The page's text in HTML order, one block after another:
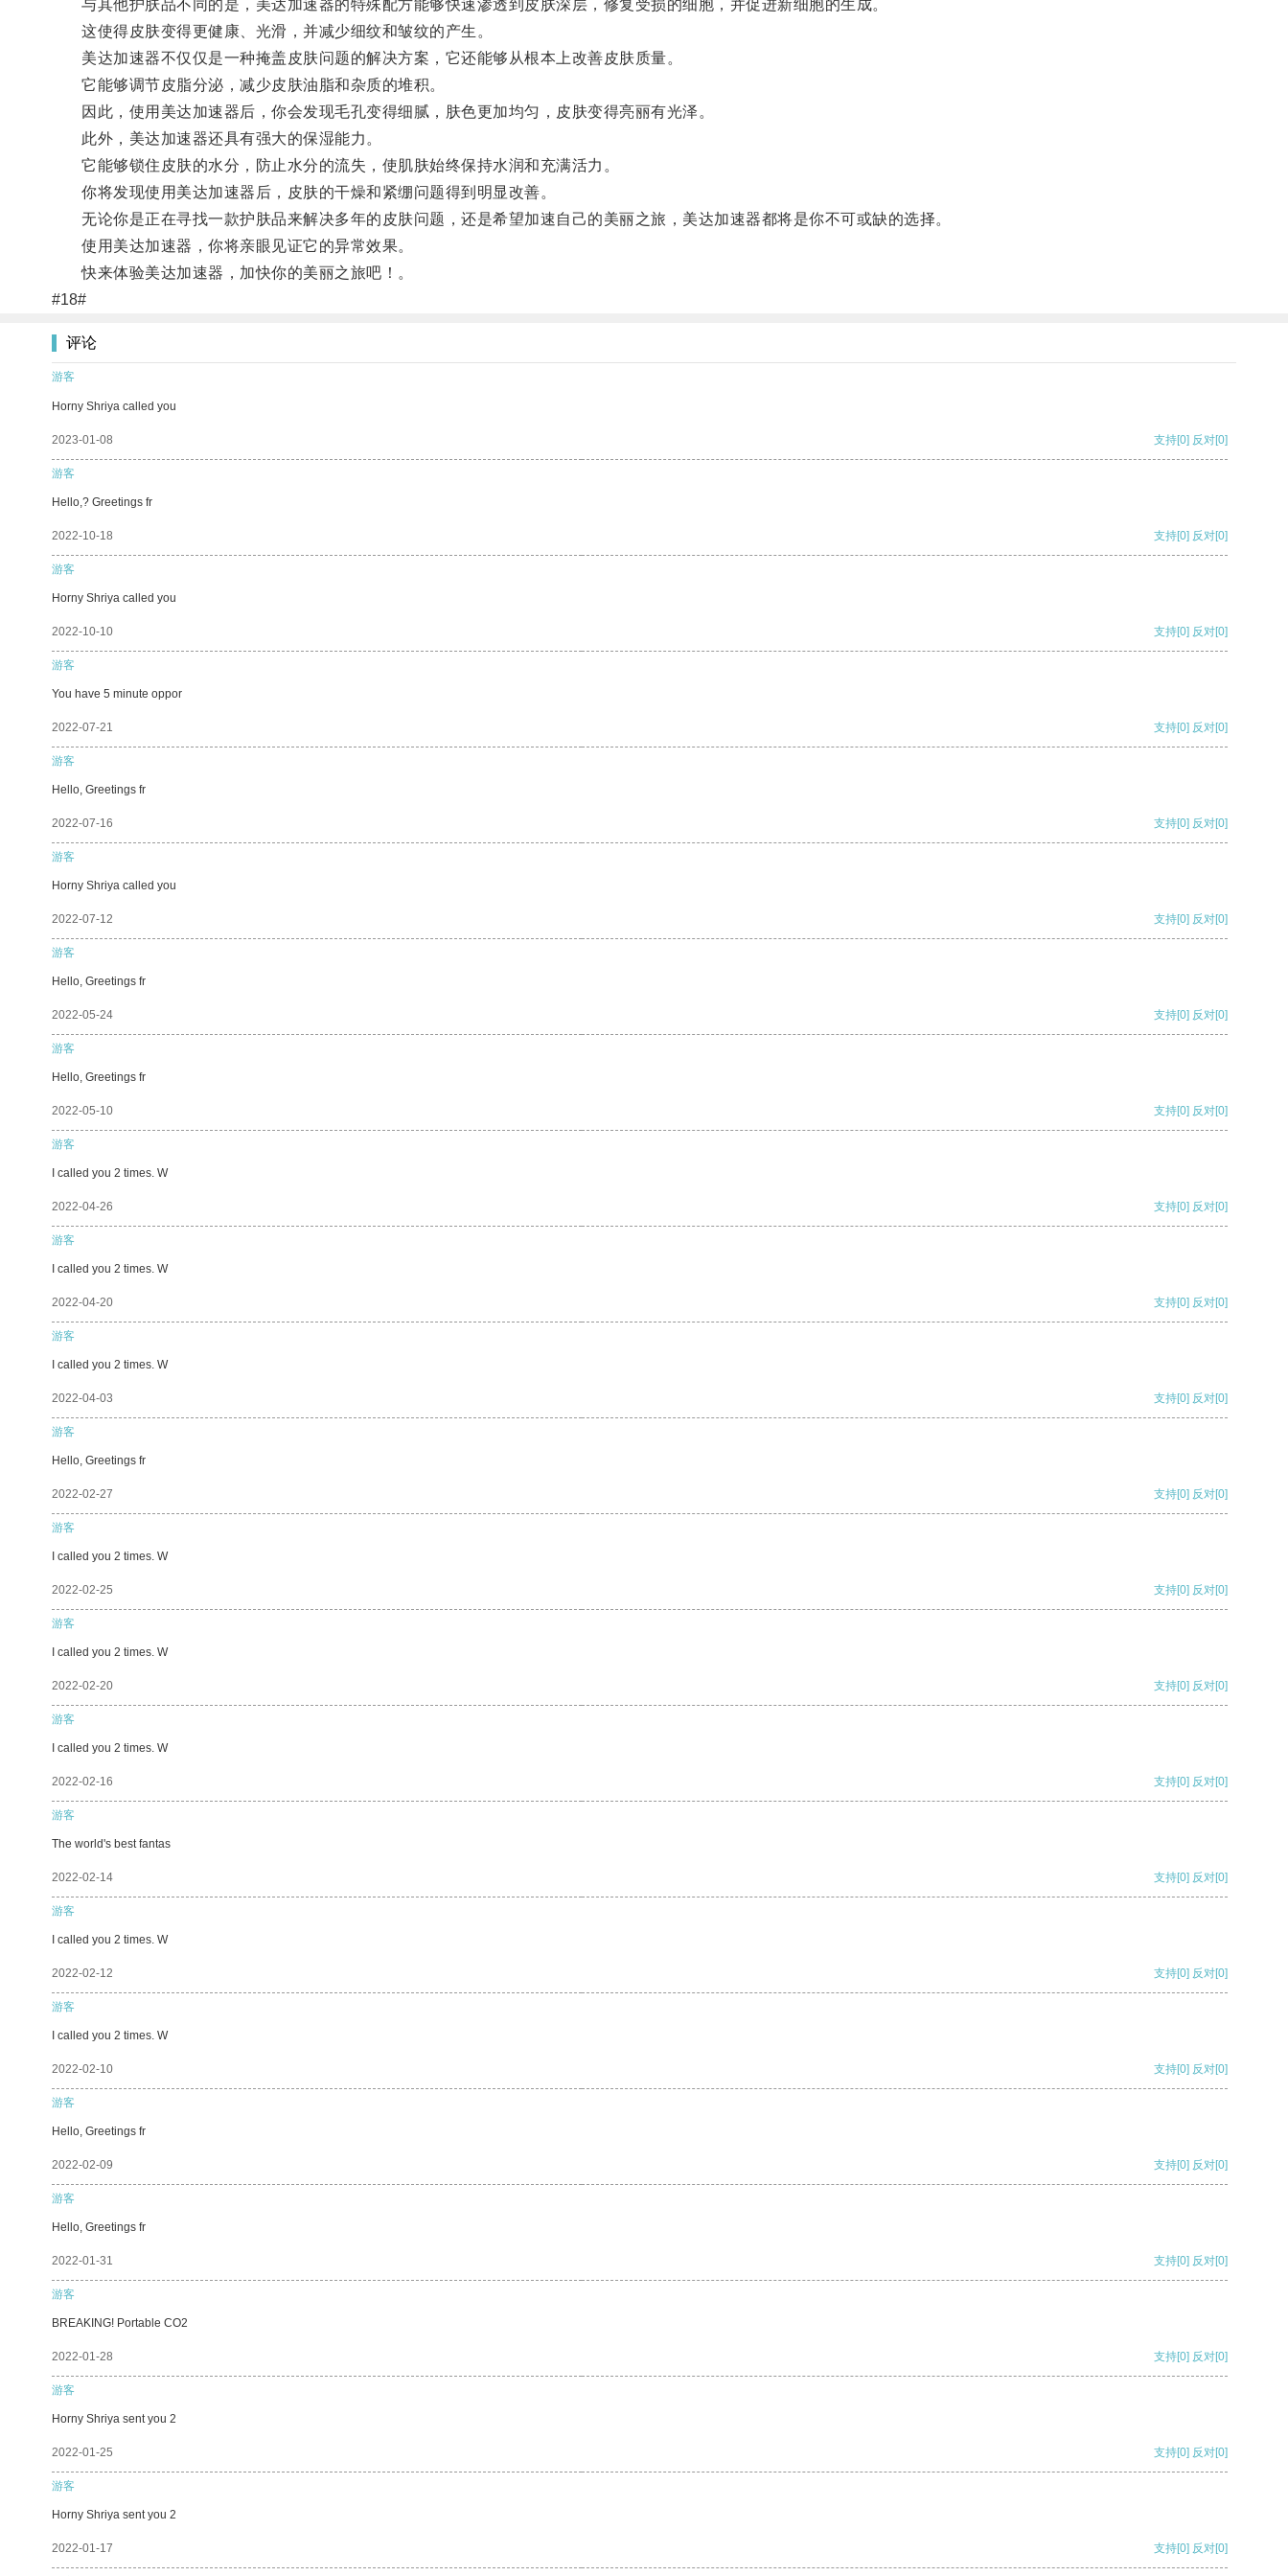
与其他护肤品不同的是，美达加速器的特殊配方能够快速渗透到皮肤深层，修复受损的细胞，并促进新细胞的生成。
这使得皮肤变得更健康、光滑，并减少细纹和皱纹的产生。
美达加速器不仅仅是一种掩盖皮肤问题的解决方案，它还能够从根本上改善皮肤质量。
它能够调节皮脂分泌，减少皮肤油脂和杂质的堆积。
因此，使用美达加速器后，你会发现毛孔变得细腻，肤色更加均匀，皮肤变得亮丽有光泽。
此外，美达加速器还具有强大的保湿能力。
它能够锁住皮肤的水分，防止水分的流失，使肌肤始终保持水润和充满活力。
你将发现使用美达加速器后，皮肤的干燥和紧绷问题得到明显改善。
无论你是正在寻找一款护肤品来解决多年的皮肤问题，还是希望加速自己的美丽之旅，美达加速器都将是你不可或缺的选择。
使用美达加速器，你将亲眼见证它的异常效果。
快来体验美达加速器，加快你的美丽之旅吧！。
#18#
评论
游客
Horny Shriya called you
2023-01-08 支持[0] 反对[0]
游客
Hello,? Greetings fr
2022-10-18 支持[0] 反对[0]
游客
Horny Shriya called you
2022-10-10 支持[0] 反对[0]
游客
You have 5 minute oppor
2022-07-21 支持[0] 反对[0]
游客
Hello, Greetings fr
2022-07-16 支持[0] 反对[0]
游客
Horny Shriya called you
2022-07-12 支持[0] 反对[0]
游客
Hello, Greetings fr
2022-05-24 支持[0] 反对[0]
游客
Hello, Greetings fr
2022-05-10 支持[0] 反对[0]
游客
I called you 2 times. W
2022-04-26 支持[0] 反对[0]
游客
I called you 2 times. W
2022-04-20 支持[0] 反对[0]
游客
I called you 2 times. W
2022-04-03 支持[0] 反对[0]
游客
Hello, Greetings fr
2022-02-27 支持[0] 反对[0]
游客
I called you 2 times. W
2022-02-25 支持[0] 反对[0]
游客
I called you 2 times. W
2022-02-20 支持[0] 反对[0]
游客
I called you 2 times. W
2022-02-16 支持[0] 反对[0]
游客
The world's best fantas
2022-02-14 支持[0] 反对[0]
游客
I called you 2 times. W
2022-02-12 支持[0] 反对[0]
游客
I called you 2 times. W
2022-02-10 支持[0] 反对[0]
游客
Hello, Greetings fr
2022-02-09 支持[0] 反对[0]
游客
Hello, Greetings fr
2022-01-31 支持[0] 反对[0]
游客
BREAKING! Portable CO2
2022-01-28 支持[0] 反对[0]
游客
Horny Shriya sent you 2
2022-01-25 支持[0] 反对[0]
游客
Horny Shriya sent you 2
2022-01-17 支持[0] 反对[0]